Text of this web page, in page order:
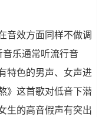
音效方面同样不做调
乐通常听流行音
特色的男声、女声进
》这首歌对低音下潜
生的高音假声有突出